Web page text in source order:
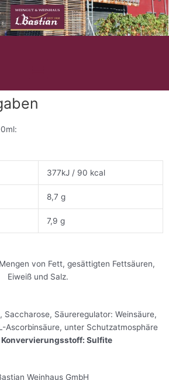
n
ü
377kJ / 90 kcal
8,7 g
7,9 g
von Fett, gesättigten Fettsäuren,
Eiweiß und Salz.
Saccharose, Säureregulator: Weinsäure,
Ascorbinsäure, unter Schutzatmosphäre
Konvervierungsstoff: Sulfite
Weinhaus GmbH